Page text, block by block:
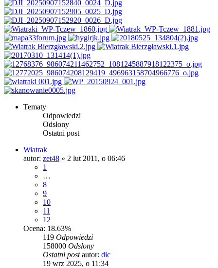
Tematy
Odpowiedzi
Odsłony
Ostatni post
Wiatrak
autor: zet48 » 2 lut 2011, o 06:46
1
…
8
9
10
11
12
Ocena: 18.63%
119 Odpowiedzi
158000 Odsłony
Ostatni postautor: dic
19 wrz 2025, o 11:34